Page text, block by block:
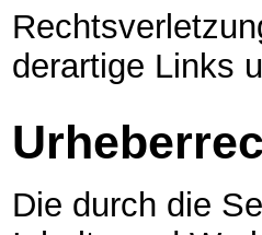
derartige Links
Die durch die